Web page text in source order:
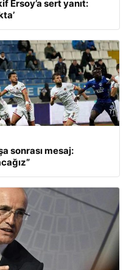
Ersoy’a sert yanıt:
sonrası mesaj: